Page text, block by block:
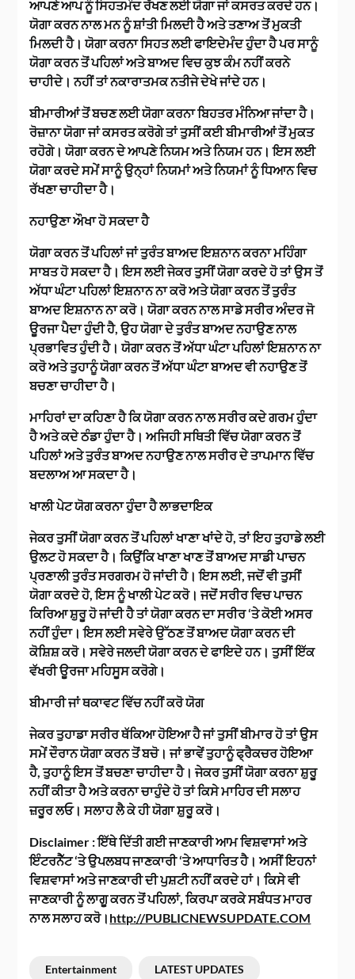
ਆਪਣੇ ਆਪ ਨੂੰ ਸਿਹਤਮੰਦ ਰੱਖਣ ਲਈ ਯੋਗਾ ਜਾਂ ਕਸਰਤ ਕਰਦੇ ਹਨ।
ਯੋਗਾ ਕਰਨ ਨਾਲ ਮਨ ਨੂੰ ਸ਼ਾਂਤੀ ਮਿਲਦੀ ਹੈ ਅਤੇ ਤਣਾਅ ਤੋਂ ਮੁਕਤੀ
ਮਿਲਦੀ ਹੈ। ਯੋਗਾ ਕਰਨਾ ਸਿਹਤ ਲਈ ਫਾਇਦੇਮੰਦ ਹੁੰਦਾ ਹੈ ਪਰ ਸਾਨੂੰ
ਯੋਗਾ ਕਰਨ ਤੋਂ ਪਹਿਲਾਂ ਅਤੇ ਬਾਅਦ ਵਿਚ ਕੁਝ ਕੰਮ ਨਹੀਂ ਕਰਨੇ
ਚਾਹੀਦੇ। ਨਹੀਂ ਤਾਂ ਨਕਾਰਾਤਮਕ ਨਤੀਜੇ ਦੇਖੇ ਜਾਂਦੇ ਹਨ।
ਬੀਮਾਰੀਆਂ ਤੋਂ ਬਚਣ ਲਈ ਯੋਗਾ ਕਰਨਾ ਬਿਹਤਰ ਮੰਨਿਆ ਜਾਂਦਾ ਹੈ।
ਰੋਜ਼ਾਨਾ ਯੋਗਾ ਜਾਂ ਕਸਰਤ ਕਰੋਗੇ ਤਾਂ ਤੁਸੀਂ ਕਈ ਬੀਮਾਰੀਆਂ ਤੋਂ ਮੁਕਤ
ਰਹੋਗੇ। ਯੋਗਾ ਕਰਨ ਦੇ ਆਪਣੇ ਨਿਯਮ ਅਤੇ ਨਿਯਮ ਹਨ। ਇਸ ਲਈ
ਯੋਗਾ ਕਰਦੇ ਸਮੇਂ ਸਾਨੂੰ ਉਨ੍ਹਾਂ ਨਿਯਮਾਂ ਅਤੇ ਨਿਯਮਾਂ ਨੂੰ ਧਿਆਨ ਵਿਚ
ਰੱਖਣਾ ਚਾਹੀਦਾ ਹੈ।
ਨਹਾਉਣਾ ਔਖਾ ਹੋ ਸਕਦਾ ਹੈ
ਯੋਗਾ ਕਰਨ ਤੋਂ ਪਹਿਲਾਂ ਜਾਂ ਤੁਰੰਤ ਬਾਅਦ ਇਸ਼ਨਾਨ ਕਰਨਾ ਮਹਿੰਗਾ
ਸਾਬਤ ਹੋ ਸਕਦਾ ਹੈ। ਇਸ ਲਈ ਜੇਕਰ ਤੁਸੀਂ ਯੋਗਾ ਕਰਦੇ ਹੋ ਤਾਂ ਉਸ ਤੋਂ
ਅੱਧਾ ਘੰਟਾ ਪਹਿਲਾਂ ਇਸ਼ਨਾਨ ਨਾ ਕਰੋ ਅਤੇ ਯੋਗਾ ਕਰਨ ਤੋਂ ਤੁਰੰਤ
ਬਾਅਦ ਇਸ਼ਨਾਨ ਨਾ ਕਰੋ। ਯੋਗਾ ਕਰਨ ਨਾਲ ਸਾਡੇ ਸਰੀਰ ਅੰਦਰ ਜੋ
ਊਰਜਾ ਪੈਦਾ ਹੁੰਦੀ ਹੈ, ਉਹ ਯੋਗਾ ਦੇ ਤੁਰੰਤ ਬਾਅਦ ਨਹਾਉਣ ਨਾਲ
ਪ੍ਰਭਾਵਿਤ ਹੁੰਦੀ ਹੈ। ਯੋਗਾ ਕਰਨ ਤੋਂ ਅੱਧਾ ਘੰਟਾ ਪਹਿਲਾਂ ਇਸ਼ਨਾਨ ਨਾ
ਕਰੋ ਅਤੇ ਤੁਹਾਨੂੰ ਯੋਗਾ ਕਰਨ ਤੋਂ ਅੱਧਾ ਘੰਟਾ ਬਾਅਦ ਵੀ ਨਹਾਉਣ ਤੋਂ
ਬਚਣਾ ਚਾਹੀਦਾ ਹੈ।
ਮਾਹਿਰਾਂ ਦਾ ਕਹਿਣਾ ਹੈ ਕਿ ਯੋਗਾ ਕਰਨ ਨਾਲ ਸਰੀਰ ਕਦੇ ਗਰਮ ਹੁੰਦਾ
ਹੈ ਅਤੇ ਕਦੇ ਠੰਡਾ ਹੁੰਦਾ ਹੈ। ਅਜਿਹੀ ਸਥਿਤੀ ਵਿੱਚ ਯੋਗਾ ਕਰਨ ਤੋਂ
ਪਹਿਲਾਂ ਅਤੇ ਤੁਰੰਤ ਬਾਅਦ ਨਹਾਉਣ ਨਾਲ ਸਰੀਰ ਦੇ ਤਾਪਮਾਨ ਵਿੱਚ
ਬਦਲਾਅ ਆ ਸਕਦਾ ਹੈ।
ਖਾਲੀ ਪੇਟ ਯੋਗ ਕਰਨਾ ਹੁੰਦਾ ਹੈ ਲਾਭਦਾਇਕ
ਜੇਕਰ ਤੁਸੀਂ ਯੋਗਾ ਕਰਨ ਤੋਂ ਪਹਿਲਾਂ ਖਾਣਾ ਖਾਂਦੇ ਹੋ, ਤਾਂ ਇਹ ਤੁਹਾਡੇ ਲਈ
ਉਲਟ ਹੋ ਸਕਦਾ ਹੈ। ਕਿਉਂਕਿ ਖਾਣਾ ਖਾਣ ਤੋਂ ਬਾਅਦ ਸਾਡੀ ਪਾਚਨ
ਪ੍ਰਣਾਲੀ ਤੁਰੰਤ ਸਰਗਰਮ ਹੋ ਜਾਂਦੀ ਹੈ। ਇਸ ਲਈ, ਜਦੋਂ ਵੀ ਤੁਸੀਂ
ਯੋਗਾ ਕਰਦੇ ਹੋ, ਇਸ ਨੂੰ ਖਾਲੀ ਪੇਟ ਕਰੋ। ਜਦੋਂ ਸਰੀਰ ਵਿਚ ਪਾਚਨ
ਕਿਰਿਆ ਸ਼ੁਰੂ ਹੋ ਜਾਂਦੀ ਹੈ ਤਾਂ ਯੋਗਾ ਕਰਨ ਦਾ ਸਰੀਰ ‘ਤੇ ਕੋਈ ਅਸਰ
ਨਹੀਂ ਹੁੰਦਾ। ਇਸ ਲਈ ਸਵੇਰੇ ਉੱਠਣ ਤੋਂ ਬਾਅਦ ਯੋਗਾ ਕਰਨ ਦੀ
ਕੋਸ਼ਿਸ਼ ਕਰੋ। ਸਵੇਰੇ ਜਲਦੀ ਯੋਗਾ ਕਰਨ ਦੇ ਫਾਇਦੇ ਹਨ। ਤੁਸੀਂ ਇੱਕ
ਵੱਖਰੀ ਊਰਜਾ ਮਹਿਸੂਸ ਕਰੋਗੇ।
ਬੀਮਾਰੀ ਜਾਂ ਥਕਾਵਟ ਵਿੱਚ ਨਹੀਂ ਕਰੋ ਯੋਗ
ਜੇਕਰ ਤੁਹਾਡਾ ਸਰੀਰ ਥੱਕਿਆ ਹੋਇਆ ਹੈ ਜਾਂ ਤੁਸੀਂ ਬੀਮਾਰ ਹੋ ਤਾਂ ਉਸ
ਸਮੇਂ ਦੌਰਾਨ ਯੋਗਾ ਕਰਨ ਤੋਂ ਬਚੋ। ਜਾਂ ਭਾਵੇਂ ਤੁਹਾਨੂੰ ਫ੍ਰੈਕਚਰ ਹੋਇਆ
ਹੈ, ਤੁਹਾਨੂੰ ਇਸ ਤੋਂ ਬਚਣਾ ਚਾਹੀਦਾ ਹੈ। ਜੇਕਰ ਤੁਸੀਂ ਯੋਗਾ ਕਰਨਾ ਸ਼ੁਰੂ
ਨਹੀਂ ਕੀਤਾ ਹੈ ਅਤੇ ਕਰਨਾ ਚਾਹੁੰਦੇ ਹੋ ਤਾਂ ਕਿਸੇ ਮਾਹਿਰ ਦੀ ਸਲਾਹ
ਜ਼ਰੂਰ ਲਓ। ਸਲਾਹ ਲੈ ਕੇ ਹੀ ਯੋਗਾ ਸ਼ੁਰੂ ਕਰੋ।
Disclaimer :ਇੱਥੇ ਦਿੱਤੀ ਗਈ ਜਾਣਕਾਰੀ ਆਮ ਵਿਸ਼ਵਾਸਾਂ ਅਤੇ
ਇੰਟਰਨੈੱਟ ‘ਤੇ ਉਪਲਬਧ ਜਾਣਕਾਰੀ ‘ਤੇ ਆਧਾਰਿਤ ਹੈ। ਅਸੀਂ ਇਹਨਾਂ
ਵਿਸ਼ਵਾਸਾਂ ਅਤੇ ਜਾਣਕਾਰੀ ਦੀ ਪੁਸ਼ਟੀ ਨਹੀਂ ਕਰਦੇ ਹਾਂ। ਕਿਸੇ ਵੀ
ਜਾਣਕਾਰੀ ਨੂੰ ਲਾਗੂ ਕਰਨ ਤੋਂ ਪਹਿਲਾਂ, ਕਿਰਪਾ ਕਰਕੇ ਸਬੰਧਤ ਮਾਹਰ
ਨਾਲ ਸਲਾਹ ਕਰੋ। http://PUBLICNEWSUPDATE.COM
Entertainment LATEST UPDATES